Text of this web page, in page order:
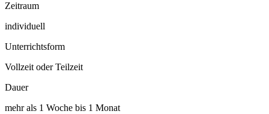
Zeitraum
individuell
Unterrichtsform
Vollzeit oder Teilzeit
Dauer
mehr als 1 Woche bis 1 Monat